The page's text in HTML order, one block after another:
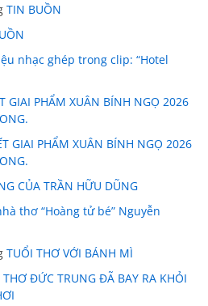
TIN BUỒN
nhạc ghép trong clip: “Hotel
GIAI PHẨM XUÂN BÍNH NGỌ 2026
GIAI PHẨM XUÂN BÍNH NGỌ 2026
CỦA TRẦN HỮU DŨNG
thơ “Hoàng tử bé” Nguyễn
TUỔI THƠ VỚI BÁNH MÌ
THƠ ĐỨC TRUNG ĐÃ BAY RA KHỎI